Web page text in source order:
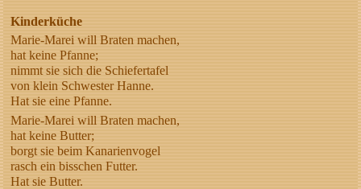
Kinderküche
Marie-Marei will Braten machen,
hat keine Pfanne;
nimmt sie sich die Schiefertafel
von klein Schwester Hanne.
Hat sie eine Pfanne.
Marie-Marei will Braten machen,
hat keine Butter;
borgt sie beim Kanarienvogel
rasch ein bisschen Futter.
Hat sie Butter.